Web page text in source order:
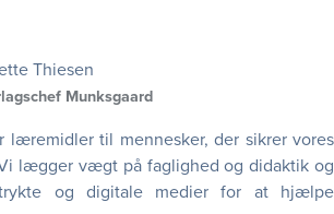
Munksgaard
læremidler til mennesker, der sikrer vores
lægger vægt på faglighed og didaktik og
og digitale medier for at hjælpe